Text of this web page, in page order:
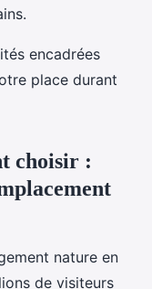
encadrées
place durant
choisir :
nature en
de visiteurs